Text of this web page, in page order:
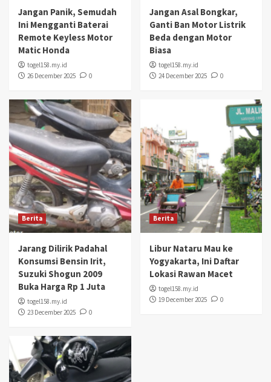
Jangan Panik, Semudah
Ini Mengganti Baterai
Remote Keyless Motor
Matic Honda
togel158.my.id
26 December 2025
0
Jangan Asal Bongkar,
Ganti Ban Motor Listrik
Beda dengan Motor
Biasa
togel158.my.id
24 December 2025
0
Berita
Jarang Dilirik Padahal
Konsumsi Bensin Irit,
Suzuki Shogun 2009
Buka Harga Rp 1 Juta
togel158.my.id
23 December 2025
0
Berita
Libur Nataru Mau ke
Yogyakarta, Ini Daftar
Lokasi Rawan Macet
togel158.my.id
19 December 2025
0